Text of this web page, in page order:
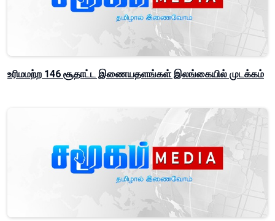
உரிமமற்ற 146 சூதாட்ட இணையதளங்கள் இலங்கையில் முடக்கம்